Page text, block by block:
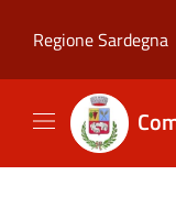
Regione Sardegna